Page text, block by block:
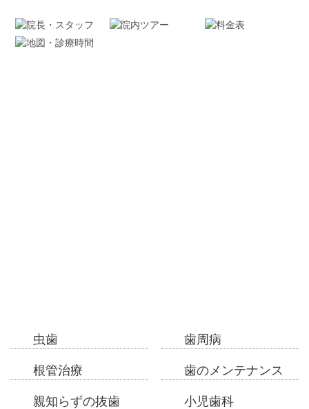
虫歯 歯周病
根管治療 歯のメンテナンス
親知らずの抜歯 小児歯科